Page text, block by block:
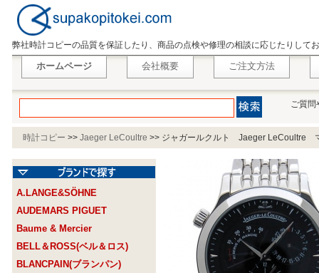
弊社時計コピーの品質を保証したり、商品の点検や修理の相談に応じたりして
ホームページ 会社概要 ご注文方法
ご質問
時計コピー >> Jaeger LeCoultre >> ジャガールクルト Jaeger LeCoultre
A.LANGE&SÖHNE
AUDEMARS PIGUET
Baume & Mercier
BELL＆ROSS(ベル＆ロス)
BLANCPAIN(ブランパン)